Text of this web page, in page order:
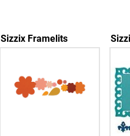
Sizzix Framelits